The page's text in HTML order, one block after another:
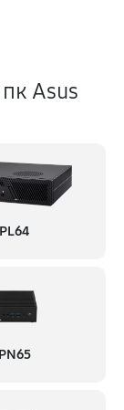
Asus
PL64
PN65